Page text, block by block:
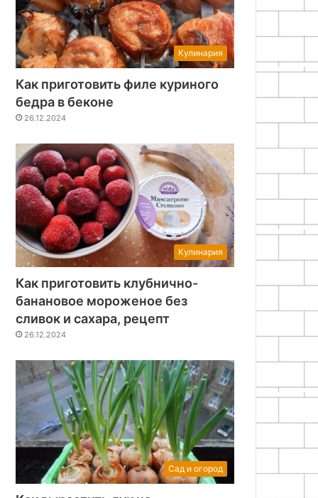
Кулинария
Как приготовить филе куриного
бедра в беконе
26.12.2024
Кулинария
Как приготовить клубнично-
банановое мороженое без
сливок и сахара, рецепт
26.12.2024
Сад и огород